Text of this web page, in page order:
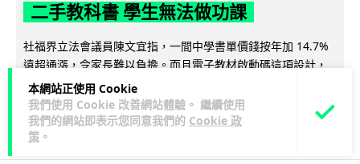
本網站正使用 Cookie
我們使用 Cookie 改善網站體驗。 繼續使用
我們的網站即表示您同意我們的 Cookie 政
策 。
二手教科書 學生無法做功課
社福界立法會議員陳文宜指，一間中學書單價錢按年加 14.7%
遠超通漲，令家長難以負擔。而且電子教材啟動碼這項設計，
令學生無法完成功課，二手...
975 378↗ 分享